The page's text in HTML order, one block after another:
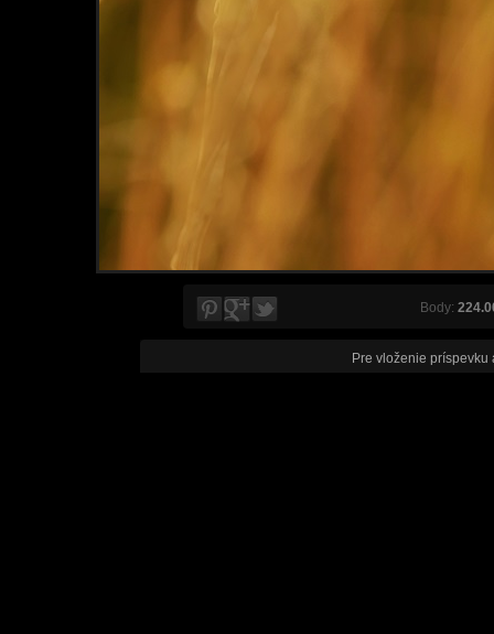
Body:
Pre vloženie